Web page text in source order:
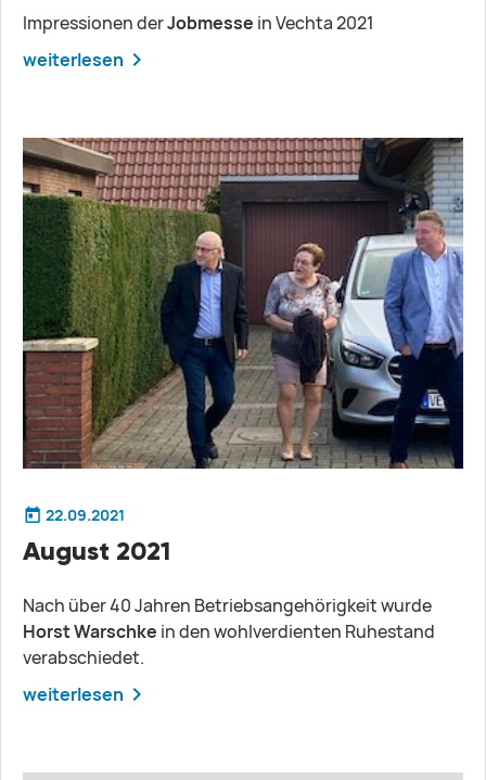
Impressionen derJobmesse in Vechta 2021
weiterlesen
22.09.2021
August 2021
Nach über 40 Jahren Betriebsangehörigkeit wurde
Horst Warschke in den wohlverdienten Ruhestand
verabschiedet.
weiterlesen